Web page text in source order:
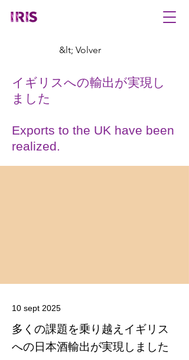
&lt; Volver
イギリスへの輸出が実現し
ました
Exports to the UK have been
realized.
10 sept 2025
多くの課題を乗り越えイギリス
への日本酒輸出が実現しました